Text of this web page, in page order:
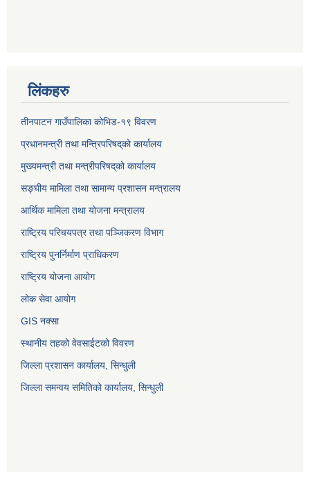
लिंकहरु
तीनपाटन गाउँपालिका कोभिड-१९ विवरण
प्रधानमन्त्री तथा मन्त्रिपरिषद्‌को कार्यालय
मुख्यमन्त्री तथा मन्त्रीपरिषद्‌को कार्यालय
सङ्घीय मामिला तथा सामान्य प्रशासन मन्त्रालय
आर्थिक मामिला तथा योजना मन्त्रालय
राष्ट्रिय परिचयपत्र तथा पञ्जिकरण विभाग
राष्ट्रिय पुनर्निर्माण प्राधिकरण
राष्ट्रिय योजना आयोग
लोक सेवा आयोग
GIS नक्सा
स्थानीय तहको वेवसाईटको विवरण
जिल्ला प्रशासन कार्यालय, सिन्धुली
जिल्ला समन्वय समितिको कार्यालय, सिन्धुली